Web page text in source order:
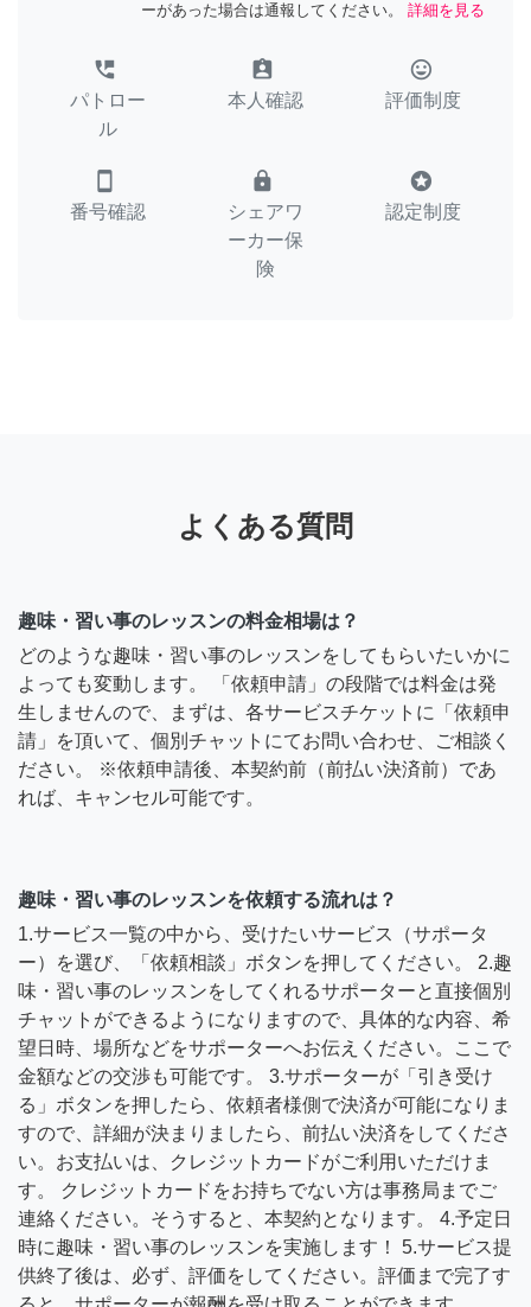
ーがあった場合は通報してください。
詳細を見る
perm_phone_msg
パトロー
ル
assignment_ind
本人確認
tag_faces
評価制度
smartphone
番号確認
lock
シェアワ
ーカー保
険
stars
認定制度
よくある質問
趣味・習い事のレッスンの料金相場は？
どのような趣味・習い事のレッスンをしてもらいたいかに
よっても変動します。 「依頼申請」の段階では料金は発
生しませんので、まずは、各サービスチケットに「依頼申
請」を頂いて、個別チャットにてお問い合わせ、ご相談く
ださい。 ※依頼申請後、本契約前（前払い決済前）であ
れば、キャンセル可能です。
趣味・習い事のレッスンを依頼する流れは？
1.サービス一覧の中から、受けたいサービス（サポータ
ー）を選び、「依頼相談」ボタンを押してください。 2.趣
味・習い事のレッスンをしてくれるサポーターと直接個別
チャットができるようになりますので、具体的な内容、希
望日時、場所などをサポーターへお伝えください。ここで
金額などの交渉も可能です。 3.サポーターが「引き受け
る」ボタンを押したら、依頼者様側で決済が可能になりま
すので、詳細が決まりましたら、前払い決済をしてくださ
い。お支払いは、クレジットカードがご利用いただけま
す。 クレジットカードをお持ちでない方は事務局までご
連絡ください。そうすると、本契約となります。 4.予定日
時に趣味・習い事のレッスンを実施します！ 5.サービス提
供終了後は、必ず、評価をしてください。評価まで完了す